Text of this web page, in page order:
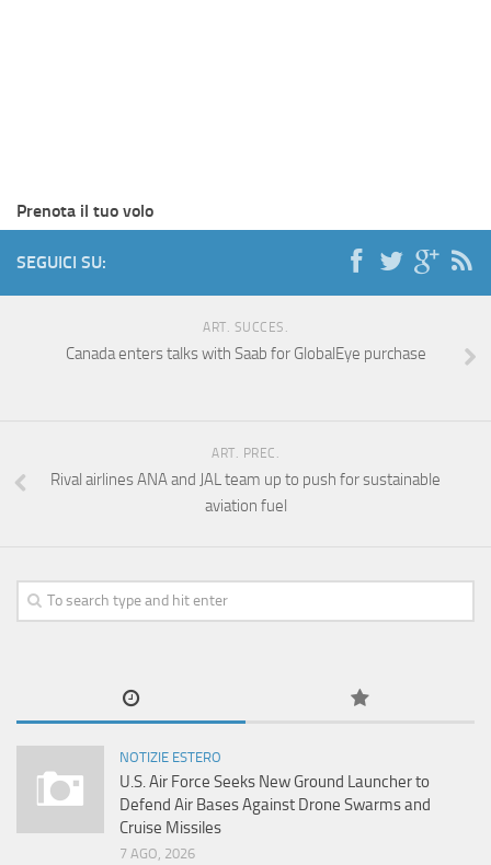
Prenota il tuo volo
SEGUICI SU:
ART. SUCCES.
Canada enters talks with Saab for GlobalEye purchase
ART. PREC.
Rival airlines ANA and JAL team up to push for sustainable
aviation fuel
NOTIZIE ESTERO
U.S. Air Force Seeks New Ground Launcher to
Defend Air Bases Against Drone Swarms and
Cruise Missiles
7 AGO, 2026